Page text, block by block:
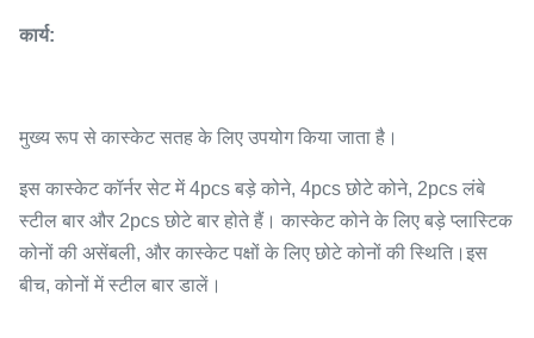
कार्य:
मुख्य रूप से कास्केट सतह के लिए उपयोग किया जाता है।
इस कास्केट कॉर्नर सेट में 4pcs बड़े कोने, 4pcs छोटे कोने, 2pcs लंबे
स्टील बार और 2pcs छोटे बार होते हैं। कास्केट कोने के लिए बड़े प्लास्टिक
कोनों की असेंबली, और कास्केट पक्षों के लिए छोटे कोनों की स्थिति।इस
बीच, कोनों में स्टील बार डालें।